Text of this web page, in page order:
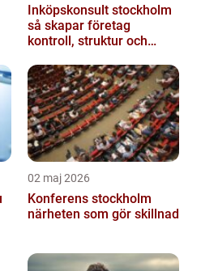
Inköpskonsult stockholm
så skapar företag
kontroll, struktur och
02 maj 2026
Konferens stockholm
närheten som gör skillnad